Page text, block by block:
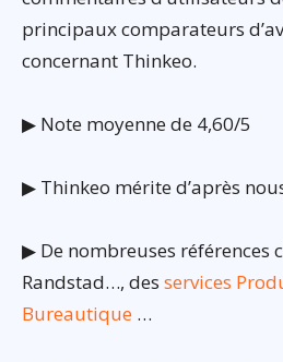
principaux comparateurs
concernant Thinkeo.
▶ Note moyenne de 4,60/5
▶ Thinkeo mérite d’après
▶ De nombreuses références
Randstad…, des services
Bureautique …